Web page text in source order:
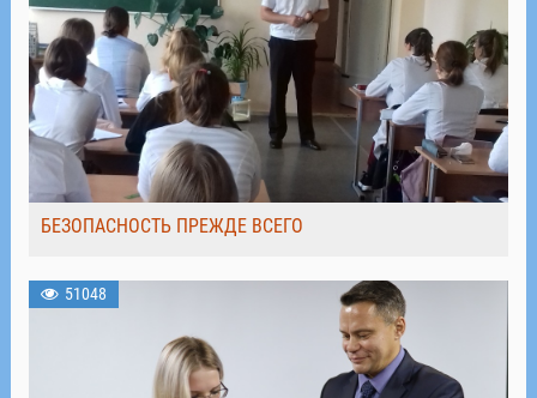
БЕЗОПАСНОСТЬ ПРЕЖДЕ ВСЕГО
51048